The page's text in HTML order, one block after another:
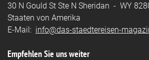
30 N Gould St Ste N Sheridan - WY
Staaten von Amerika
E-Mail: info@das-staedtereisen-
Empfehlen Sie uns weiter